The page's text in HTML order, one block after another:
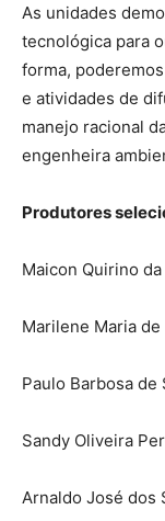
As unidades
tecnológica para
forma,
e atividades de
manejo racional
engenheira
Produtores
Maicon Quirino
Marilene Maria
Paulo Barbosa de
Sandy Oliveira
Arnaldo José dos